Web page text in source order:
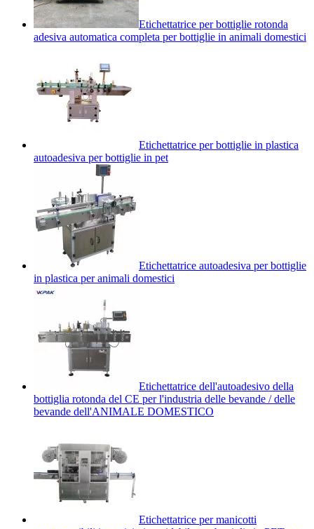
Etichettatrice per bottiglie rotonda
adesiva automatica completa per bottiglie in animali domestici
Etichettatrice per bottiglie in plastica
autoadesiva per bottiglie in pet
Etichettatrice autoadesiva per bottiglie
in plastica per animali domestici
Etichettatrice dell'autoadesivo della
bottiglia rotonda del CE per l'industria delle bevande / delle
bevande dell'ANIMALE DOMESTICO
Etichettatrice per manicotti